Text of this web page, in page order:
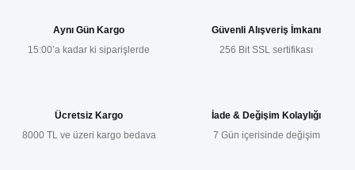
Ürün resmi kalitesiz, bozuk veya görüntülenemiyor.
Ürün fiyatı diğer sitelerden daha pahalı.
Aynı Gün Kargo
15:00’a kadar ki siparişlerde
Güvenli Alışveriş İmkanı
256 Bit SSL sertifikası
Ücretsiz Kargo
8000 TL ve üzeri kargo bedava
İade & Değişim Kolaylığı
7 Gün içerisinde değişim